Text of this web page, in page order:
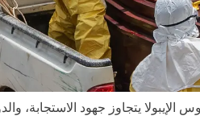
يتجاوز جهود الاستجابة،